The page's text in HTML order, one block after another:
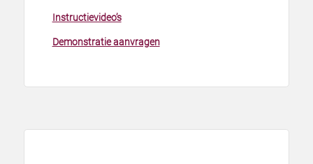
Instructievideo’s
Demonstratie aanvragen